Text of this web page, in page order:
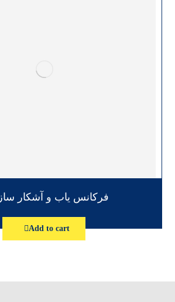
فرکانس یاب و آشکار ساز k66
Add to cart